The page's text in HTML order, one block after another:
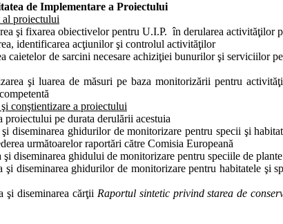
de Implementare a Proiectului
al proiectului
şi fixarea obiectivelor pentru U.I.P. în derularea activităţilor
identificarea acţiunilor şi controlul activităţilor
caietelor de sarcini necesare achiziţiei bunurilor şi serviciilor
şi luarea de măsuri pe baza monitorizării pentru
conştientizare a proiectului
pe durata derulării acestuia
diseminarea ghidurilor de monitorizare pentru specii şi
următoarelor raportări către Comisia Europeană
diseminarea ghidului de monitorizare pentru speciile de
diseminarea ghidurilor de monitorizare pentru habitatele şi
şi diseminarea cărţii Raportul sintetic privind starea de